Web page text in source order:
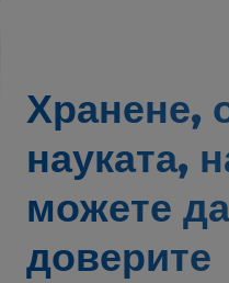
Хранене,
науката,
можете
доверите